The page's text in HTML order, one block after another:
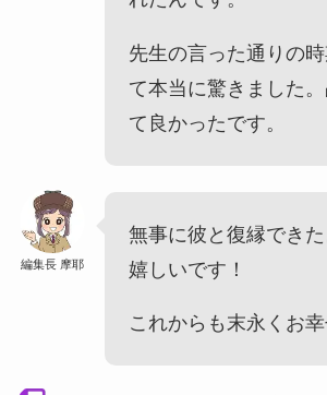
先生の言った通りの
て本当に驚きました
て良かったです。
編集長 摩耶
無事に彼と復縁でき
嬉しいです！
これからも末永くお幸